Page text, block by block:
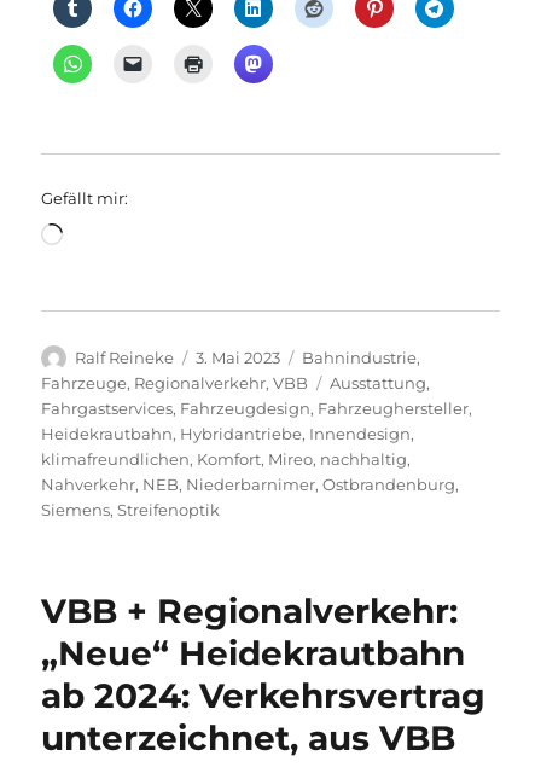
Gefällt mir:
Wird
Autor
Ralf Reineke
Veröffentlicht
am
3. Mai 2023 Kategorien
Bahnindustrie,
Fahrzeuge, Regionalverkehr,VBB Schlagwörter
Ausstattung,
Fahrgastservices, Fahrzeugdesign, Fahrzeughersteller,
Heidekrautbahn, Hybridantriebe, Innendesign,
klimafreundlichen, Komfort, Mireo, nachhaltig,
Nahverkehr, NEB, Niederbarnimer,Ostbrandenburg,
Siemens,Streifenoptik
VBB + Regionalverkehr:
„Neue“ Heidekrautbahn
ab 2024: Verkehrsvertrag
unterzeichnet, aus VBB